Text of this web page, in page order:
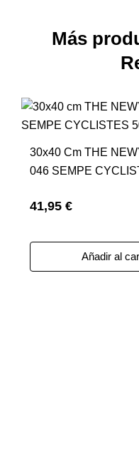
Más
30x40 Cm THE
046 SEMPE
41,95 €
Añadir al